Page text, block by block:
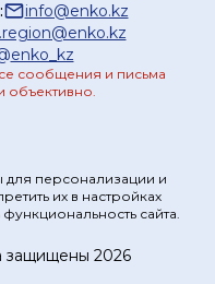
для персонализации и
их в настройках
сайта.
2026
info@enko.kz
enko_kz
сообщения и письма
объективно.